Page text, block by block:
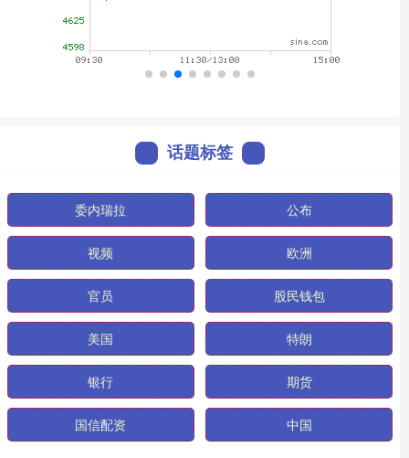
话题标签
委内瑞拉 公布
视频 欧洲
官员 股民钱包
美国 特朗
银行 期货
国信配资 中国